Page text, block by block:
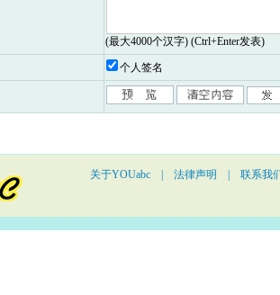
(最大4000个汉字) (Ctrl+Enter发表)
个人签名
关于YOUabc 法律声明 联系我